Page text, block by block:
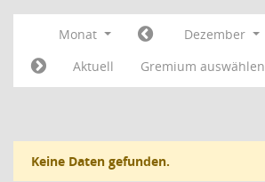
Monat Dezember
Aktuell
Gremium auswählen
Keine Daten gefunden.